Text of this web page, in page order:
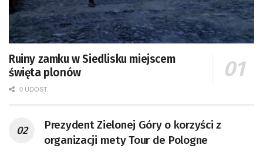
Ruiny zamku w Siedlisku miejscem
święta plonów
0 UDOST.
Prezydent Zielonej Góry o korzyści z
organizacji mety Tour de Pologne